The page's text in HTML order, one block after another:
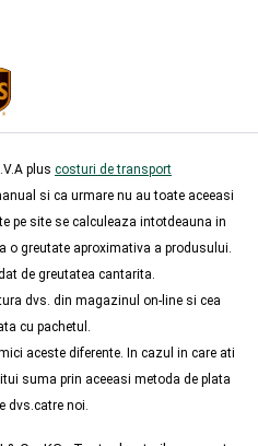
plus costuri de transport
si ca urmare nu au toate aceeasi
pe site se calculeaza intotdeauna in
o greutate aproximativa a produsului.
de greutatea cantarita.
dvs. din magazinul on-line si cea
cu pachetul.
aceste diferente. In cazul in care ati
suma prin aceeasi metoda de plata
dvs.catre noi.